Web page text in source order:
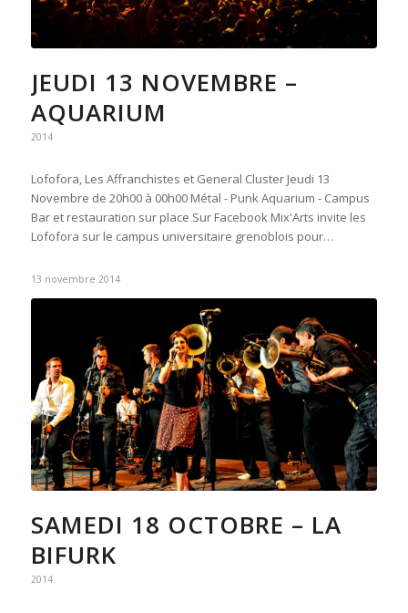
JEUDI 13 NOVEMBRE –
AQUARIUM
2014
Lofofora, Les Affranchistes et General Cluster Jeudi 13
Novembre de 20h00 à 00h00 Métal - Punk Aquarium - Campus
Bar et restauration sur place Sur Facebook Mix'Arts invite les
Lofofora sur le campus universitaire grenoblois pour…
13 novembre 2014
SAMEDI 18 OCTOBRE – LA
BIFURK
2014